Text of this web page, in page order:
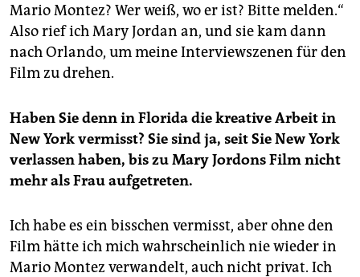
Mario Montez? Wer weiß, wo er ist? Bitte melden.“
Also rief ich Mary Jordan an, und sie kam dann
nach Orlando, um meine Interviewszenen für den
Film zu drehen.
Haben Sie denn in Florida die kreative Arbeit in
New York vermisst? Sie sind ja, seit Sie New York
verlassen haben, bis zu Mary Jordons Film nicht
mehr als Frau aufgetreten.
Ich habe es ein bisschen vermisst, aber ohne den
Film hätte ich mich wahrscheinlich nie wieder in
Mario Montez verwandelt, auch nicht privat. Ich